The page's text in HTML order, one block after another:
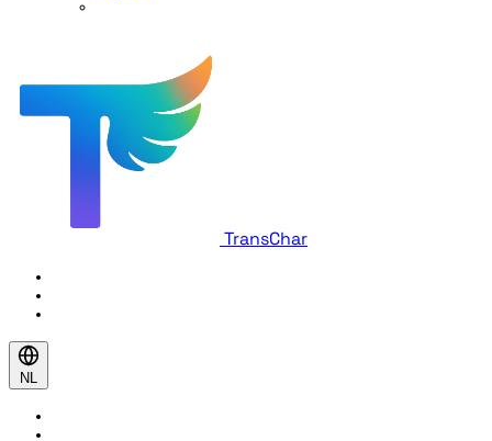
TransChar
NL